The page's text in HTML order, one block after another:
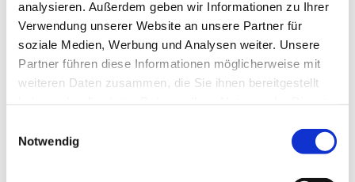
analysieren. Außerdem geben wir Informationen zu Ihrer
Verwendung unserer Website an unsere Partner für
soziale Medien, Werbung und Analysen weiter. Unsere
Partner führen diese Informationen möglicherweise mit
weiteren Daten zusammen, die Sie ihnen bereitgestellt
Notwendig